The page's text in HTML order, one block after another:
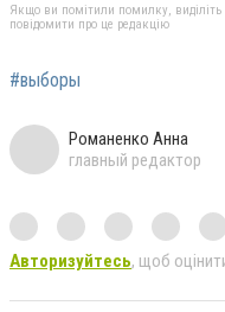
Якщо ви помітили помилку, виділіть
повідомити про це редакцію
#выборы
Романенко Анна
главный редактор
Авторизуйтесь, щоб